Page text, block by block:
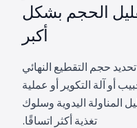
الحجم بشكل
أكبر
حجم التقطيع النهائي
أو آلة التكوير أو عملية
المناولة اليدوية وسلوك
تغذية أكثر اتساقًا.